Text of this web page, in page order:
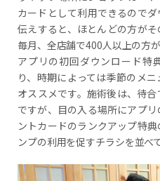
カードとして利用できるので
伝えすると、ほとんどの方がそ
毎月、全店舗で400人以上の方
アプリの初回ダウンロード特
り、時期によっては季節のメ
オススメです。施術後は、待
ですが、目の入る場所にアプ
ントカードのランクアップ特
ンプの利用を促すチラシを並べ